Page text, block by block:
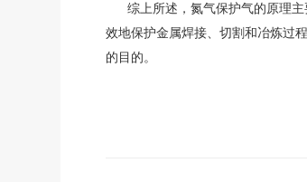
综上所述，氮气保护气的原理主
效地保护金属焊接、切割和冶炼过
的目的。